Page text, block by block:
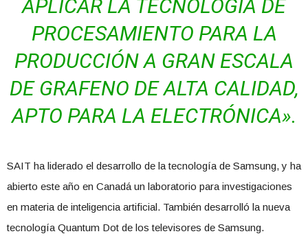
APLICAR LA TECNOLOGÍA DE
PROCESAMIENTO PARA LA
PRODUCCIÓN A GRAN ESCALA
DE GRAFENO DE ALTA CALIDAD,
APTO PARA LA ELECTRÓNICA».
SAIT ha liderado el desarrollo de la tecnología de Samsung, y ha
abierto este año en Canadá un laboratorio para investigaciones
en materia de inteligencia artificial. También desarrolló la nueva
tecnología Quantum Dot de los televisores de Samsung.